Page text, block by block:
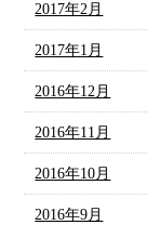
2017年2月
2017年1月
2016年12月
2016年11月
2016年10月
2016年9月